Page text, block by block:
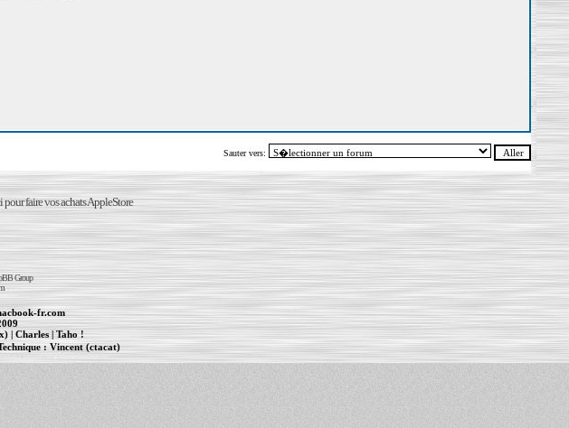
Sauter vers:
faire vos achats AppleStore
Group
fr.com
| Charles|Taho !
: Vincent (ctacat)
cr�ation de sites Internet